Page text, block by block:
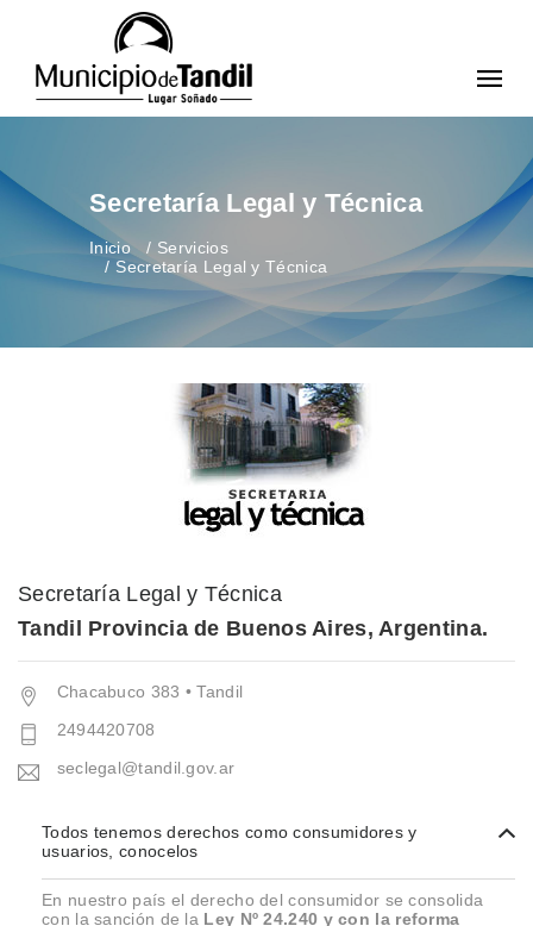
Secretaría Legal y Técnica
Inicio
Servicios
Secretaría Legal y Técnica
Secretaría Legal y Técnica
Tandil Provincia de Buenos Aires, Argentina.
Chacabuco 383 • Tandil
2494420708
seclegal@tandil.gov.ar
Todos tenemos derechos como consumidores y
usuarios, conocelos
En nuestro país el derecho del consumidor se consolida
con la sanción de la Ley Nº 24.240 y con la reforma